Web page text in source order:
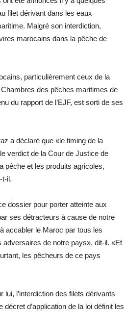
filet dérivant dans les eaux
Malgré son interdiction,
marocains dans la pêche de
particulièrement ceux de la
des pêches maritimes de
du rapport de l’EJF, est sorti de ses
a déclaré que «le timing de la
verdict de la Cour de Justice de
pêche et les produits agricoles,
t-il.
dossier pour porter atteinte aux
ses détracteurs à cause de notre
accabler le Maroc par tous les
de notre pays», dit-il. «Et
les pêcheurs de ce pays
l’interdiction des filets dérivants
d’application de la loi définit les